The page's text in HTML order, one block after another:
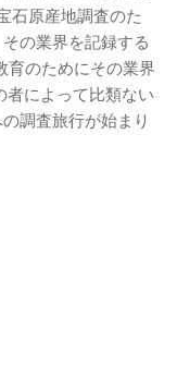
石原産地調査のた
の業界を記録する
育のためにその業界
者によって比類ない
調査旅行が始まり